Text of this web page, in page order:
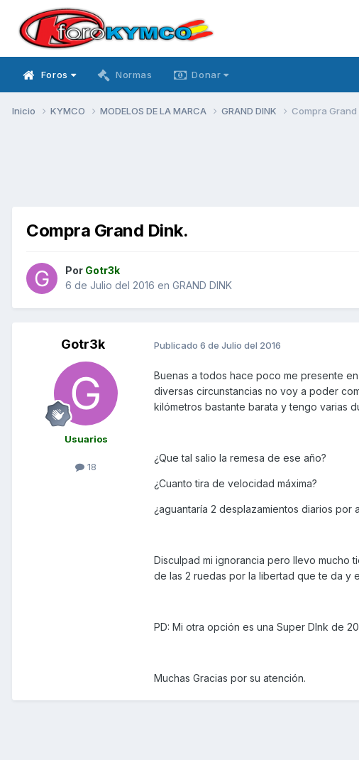
Foros Normas Donar
Inicio KYMCO MODELOS DE LA MARCA GRAND DINK Compra Grand
Compra Grand Dink.
Por Gotr3k
6 de Julio del 2016 en GRAND DINK
Gotr3k
Usuarios
18
Publicado 6 de Julio del 2016
Buenas a todos hace poco me presente
diversas circunstancias no voy a poder
kilómetros bastante barata y tengo varias
¿Que tal salio la remesa de ese año?
¿Cuanto tira de velocidad máxima?
¿aguantaría 2 desplazamientos diarios por
Disculpad mi ignorancia pero llevo mucho
de las 2 ruedas por la libertad que te da y
PD: Mi otra opción es una Super DInk de
Muchas Gracias por su atención.